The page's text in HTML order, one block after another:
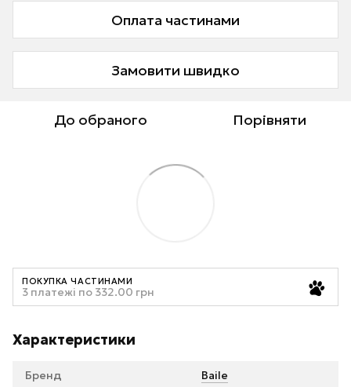
Оплата частинами
Замовити швидко
До обраного Порівняти
ПОКУПКА ЧАСТИНАМИ
3 платежі по 332.00 грн
Характеристики
Бренд Baile